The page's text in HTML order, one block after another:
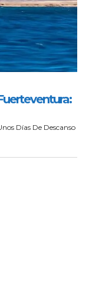
Días De Descanso